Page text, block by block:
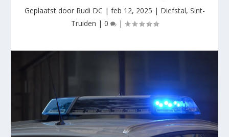
Geplaatst door Rudi DC | feb 12, 2025 | Diefstal, Sint-
Truiden | 0 |